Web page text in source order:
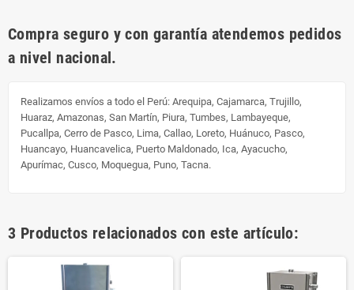
Compra seguro y con garantía atendemos pedidos
a nivel nacional.
Realizamos envíos a todo el Perú: Arequipa, Cajamarca, Trujillo,
Huaraz, Amazonas, San Martín, Piura, Tumbes, Lambayeque,
Pucallpa, Cerro de Pasco, Lima, Callao, Loreto, Huánuco, Pasco,
Huancayo, Huancavelica, Puerto Maldonado, Ica, Ayacucho,
Apurímac, Cusco, Moquegua, Puno, Tacna.
3 Productos relacionados con este artículo: